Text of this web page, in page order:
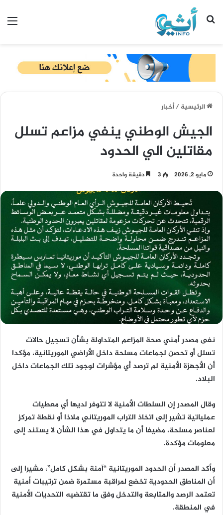
بحث عن
الرئيسية/أخبار
الجيش الوطني ينفي مزاعم تسلل
مقاتلين الي الحدود
مايو 2, 2026 3 دقيقة واحدة
نفى مصدر أمني صحة المزاعم المتداولة بشأن تسجيل حالات
تسلل أو تحصن لجماعات مسلحة داخل الأراضي الموريتانية، مؤكدا
أن الأجهزة الأمنية لم ترصد أي مؤشرات لوجود تلك الجماعات داخل
البلاد.
وقال المصدر إن السلطات الأمنية لا تتوفر لديها أي معطيات
عملياتية تشير إلى اتخاذ التراب الموريتاني ملاذا أو نقطة تمركز
لعناصر مسلحة، مضيفا أن ما يتداول في هذا الشأن لا يستند إلى
معلومات مؤكدة.
وأكد المصدر أن الحدود الموريتانية “آمنة بشكل كامل”، مشيرا إلى
أن المناطق الحدودية تخضع لمراقبة مستمرة ضمن ترتيبات أمنية
تعتمد الرصد والمتابعة والتدخل وفق ما تقتضيه التحديات الأمنية
في المنطقة.